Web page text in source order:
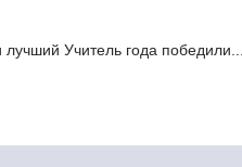
Учитель года